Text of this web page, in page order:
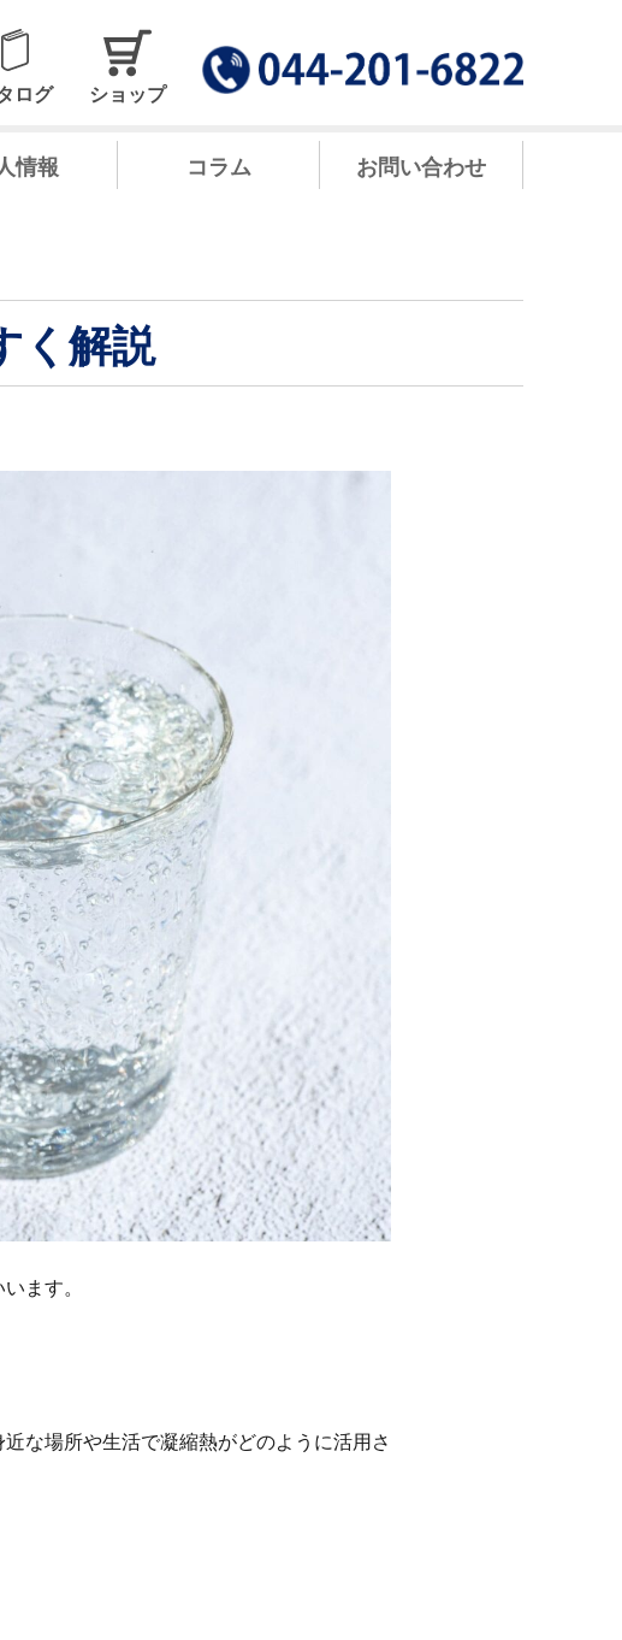
ログ ショップ
情報 コラム お問い合わせ
く解説
ます。
な場所や生活で凝縮熱がどのように活用さ